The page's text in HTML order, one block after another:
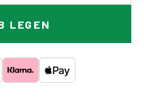
LEGEN